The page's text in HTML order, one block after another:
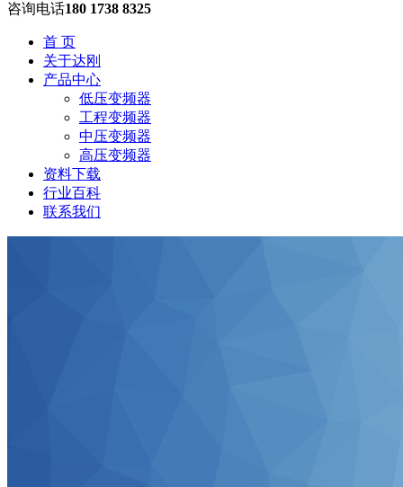
咨询电话180 1738 8325
首 页
关于达刚
产品中心
低压变频器
工程变频器
中压变频器
高压变频器
资料下载
行业百科
联系我们